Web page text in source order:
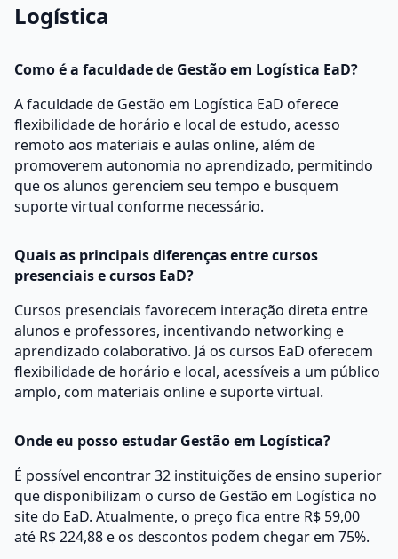
Logística
Como é a faculdade de Gestão em Logística EaD?
A faculdade de Gestão em Logística EaD oferece
flexibilidade de horário e local de estudo, acesso
remoto aos materiais e aulas online, além de
promoverem autonomia no aprendizado, permitindo
que os alunos gerenciem seu tempo e busquem
suporte virtual conforme necessário.
Quais as principais diferenças entre cursos
presenciais e cursos EaD?
Cursos presenciais favorecem interação direta entre
alunos e professores, incentivando networking e
aprendizado colaborativo. Já os cursos EaD oferecem
flexibilidade de horário e local, acessíveis a um público
amplo, com materiais online e suporte virtual.
Onde eu posso estudar Gestão em Logística?
É possível encontrar 32 instituições de ensino superior
que disponibilizam o curso de Gestão em Logística no
site do EaD. Atualmente, o preço fica entre R$ 59,00
até R$ 224,88 e os descontos podem chegar em 75%.